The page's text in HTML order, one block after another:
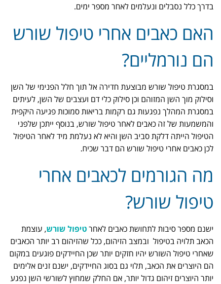
בדרך כלל נסבלים ונעלמים לאחר מספר ימים.
האם כאבים אחרי טיפול שורש
הם נורמליים?
במסגרת טיפול שורש מבוצעת חדירה אל תוך חלל הפנימי של השן
וסילוק מוך השן המזוהם וכן סילוק כלי דם ועצבים של השן, לעיתים
במסגרת המהלך נפגעות גם רקמות בריאות סמוכות פגיעה היקפית
והמשמעות של זה כאבים לאחר טיפול שורש, בנוסף ייתכן שלפני
הטיפול הייתה דלקת סביב השן והיא לא נעלמת מיד לאחר הטיפול
לכן כאבים אחרי טיפול שורש הם דבר שכיח.
מה הגורמים לכאבים אחרי
טיפול שורש?
ישנם מספר סיבות לתחושת כאבים לאחרטיפול שורש, עוצמת
הכאב תלויה בטיפול ובמצב הזיהום, ככל שהזיהום רב יותר הכאבים
שאחרי טיפול השורש יהיו חזקים יותר שכן החיידקים פוגעים במקום
הם היוצרים את הכאב, תלוי גם בסוג החיידקים, ישנם זנים אלימים
יותר היוצרים זיהום גדול יותר, אם החלק שמחוץ לשורשי השן נפגע